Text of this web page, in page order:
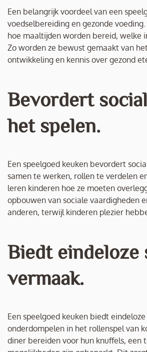
Een belangrijk voordeel van een
voedselbereiding en gezonde
hoe maaltijden worden bereid, welke
Zo worden ze bewust gemaakt van
ontwikkeling en kennis over gezond
Bevordert
het spelen.
Een speelgoed keuken bevordert
samen te werken, rollen te verdelen
leren kinderen hoe ze moeten
opbouwen van sociale vaardigheden
anderen, terwijl kinderen plezier
Biedt eindeloze
vermaak.
Een speelgoed keuken biedt
onderdompelen in het rollenspel van
diner bereiden voor hun knuffels, een